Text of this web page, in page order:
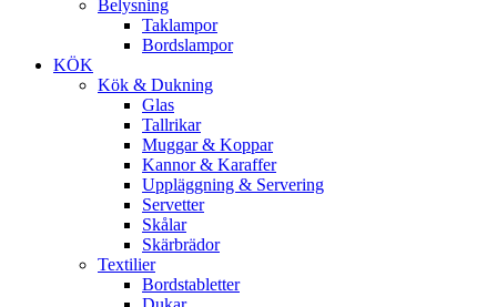
Belysning
Taklampor
Bordslampor
KÖK
Kök & Dukning
Glas
Tallrikar
Muggar & Koppar
Kannor & Karaffer
Uppläggning & Servering
Servetter
Skålar
Skärbrädor
Textilier
Bordstabletter